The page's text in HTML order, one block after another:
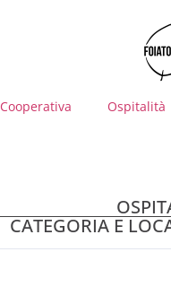
Cooperativa Ospitalità
CATEGORIA E